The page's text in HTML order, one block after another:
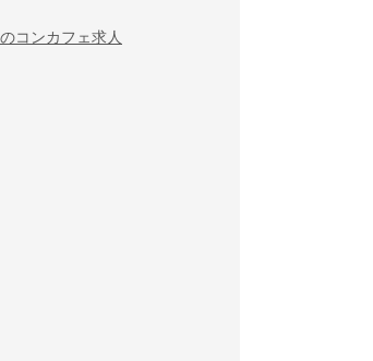
コンカフェ求人